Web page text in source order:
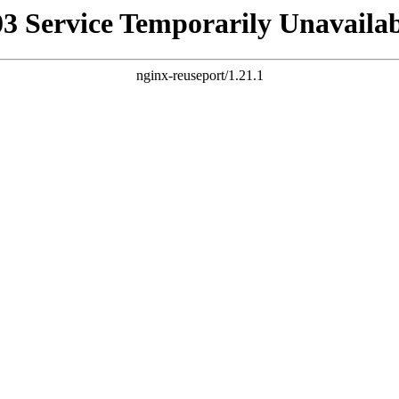
Service Temporarily
nginx-reuseport/1.21.1